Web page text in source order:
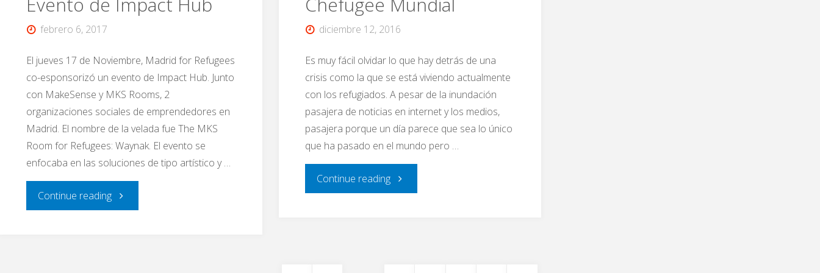
febrero 6, 2017
El jueves 17 de Noviembre, Madrid for Refugees
co-esponsorizó un evento de Impact Hub. Junto
con MakeSense y MKS Rooms, 2
organizaciones sociales de emprendedores en
Madrid. El nombre de la velada fue The MKS
Room for Refugees: Waynak. El evento se
enfocaba en las soluciones de tipo artístico y …
Continue reading"Evento
diciembre 12, 2016
Es muy fácil olvidar lo que hay detrás de una
crisis como la que se está viviendo actualmente
con los refugiados. A pesar de la inundación
pasajera de noticias en internet y los medios,
pasajera porque un día parece que sea lo único
que ha pasado en el mundo pero …
Continue reading"Chefugee